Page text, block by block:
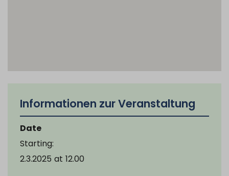
Informationen zur Veranstaltung
Date
Starting:
2.3.2025 at 12.00